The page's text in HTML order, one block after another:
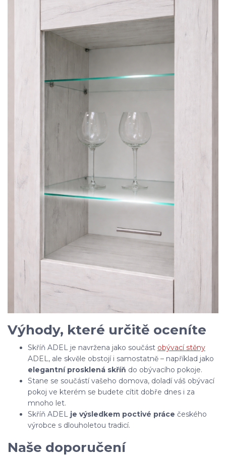
Výhody, které určitě oceníte
Skříň ADEL je navržena jako součást obývací stěny
ADEL, ale skvěle obstojí i samostatně – například jako
elegantní prosklená skříň do obývacího pokoje.
Stane se součástí vašeho domova, doladí váš obývací
pokoj ve kterém se budete cítit dobře dnes i za
mnoho let.
Skříň ADEL je výsledkem poctivé práce českého
výrobce s dlouholetou tradicí.
Naše doporučení